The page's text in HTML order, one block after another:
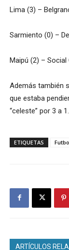
Lima (3) –
Sarmiento (0) –
Maipú (2) – Social
Además también
que estaba
“celeste” por 3 a 1.
ETIQUETAS
ARTÍCULOS